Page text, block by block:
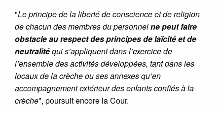
"Le principe de la liberté de conscience et de religion
de chacun des membres du personnelne peut faire
obstacle au respect des principes de laïcité et de
neutralitéqui s’appliquent dans l’exercice de
l’ensemble des activités développées, tant dans les
locaux de la crèche ou ses annexes qu’en
accompagnement extérieur des enfants confiés à la
crèche", poursuit encore la Cour.